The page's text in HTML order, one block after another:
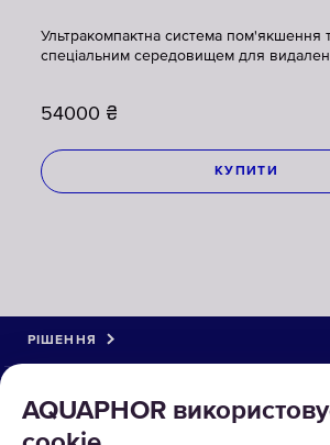
Ультракомпактна система пом'якшення та
спеціальним середовищем для
54000 ₴
КУПИТИ
AQUAPHOR
РІШЕННЯ
ПРО КОМПАНІЮ